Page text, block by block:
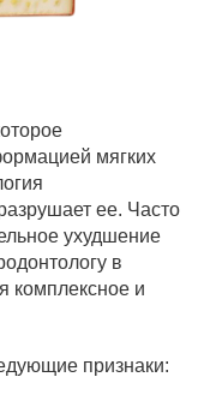
мягких
ее. Часто
ухудшение
в
комплексное и
признаки: